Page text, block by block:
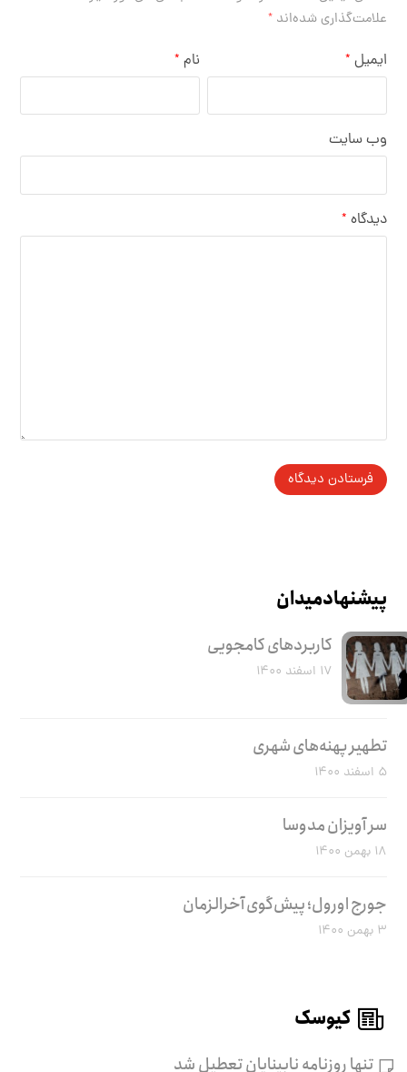
علامت‌گذاری شده‌اند*
نام * ایمیل *
وب‌ سایت
دیدگاه *
پیشنهاد میدان
کاربرد‌های کامجویی
۱۷ اسفند ۱۴۰۰
تطهیر پهنه‌های شهری
۵ اسفند ۱۴۰۰
سر آویزان مدوسا
۱۸ بهمن ۱۴۰۰
جورج اورول؛ پیش‌گوی آخرالزمان
۳ بهمن ۱۴۰۰
کیوسک
تنها روزنامه نابینایان تعطیل شد